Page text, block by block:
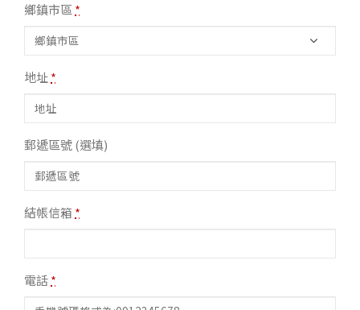
鄉鎮市區 *
地址*
郵遞區號(選填)
結帳信箱 *
電話*